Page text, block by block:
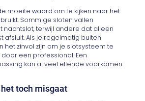
moeite waard om te kijken naar het
Sommige sloten vallen
nachtslot, terwijl andere dat alleen
afsluit. Als je regelmatig buiten
het zinvol zijn om je slotsysteem te
een professional. Een
kan al veel ellende voorkomen.
toch misgaat